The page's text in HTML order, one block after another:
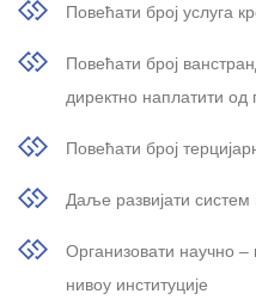
Повећати број услуга
Повећати број
директно наплатити од
Повећати број
Даље развијати систем
Организовати научно –
нивоу институције